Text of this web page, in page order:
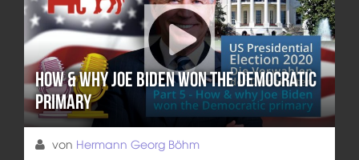
How & why Joe Biden won the Democratic
primary
von Hermann Georg Böhm